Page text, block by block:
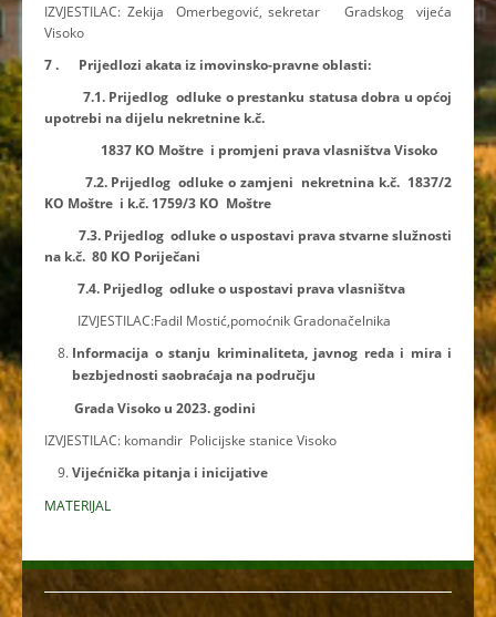
IZVJESTILAC: Zekija Omerbegović, sekretar Gradskog vijeća
Visoko
7 . Prijedlozi akata iz imovinsko-pravne oblasti:
7.1. Prijedlog odluke o prestanku statusa dobra u općoj
upotrebi na dijelu nekretnine k.č.
1837 KO Moštre i promjeni prava vlasništva Visoko
7.2. Prijedlog odluke o zamjeni nekretnina k.č. 1837/2
KO Moštre i k.č. 1759/3 KO Moštre
7.3. Prijedlog odluke o uspostavi prava stvarne služnosti
na k.č. 80 KO Poriječani
7.4. Prijedlog odluke o uspostavi prava vlasništva
IZVJESTILAC:Fadil Mostić,pomoćnik Gradonačelnika
Informacija o stanju kriminaliteta, javnog reda i mira i
bezbjednosti saobraćaja na području
Grada Visoko u 2023. godini
IZVJESTILAC: komandir Policijske stanice Visoko
Vijećnička pitanja i inicijative
MATERIJAL